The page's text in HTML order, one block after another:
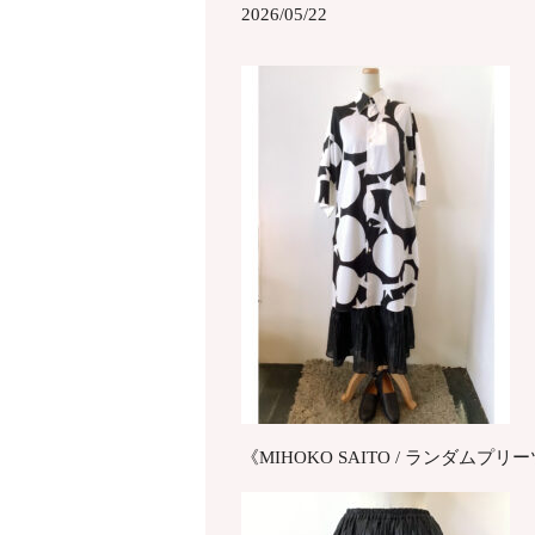
2026/05/22
《MIHOKO SAITO / ランダムプリー